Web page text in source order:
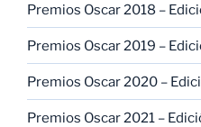
Premios Oscar 2018 –
Premios Oscar 2019 –
Premios Oscar 2020 –
Premios Oscar 2021 –